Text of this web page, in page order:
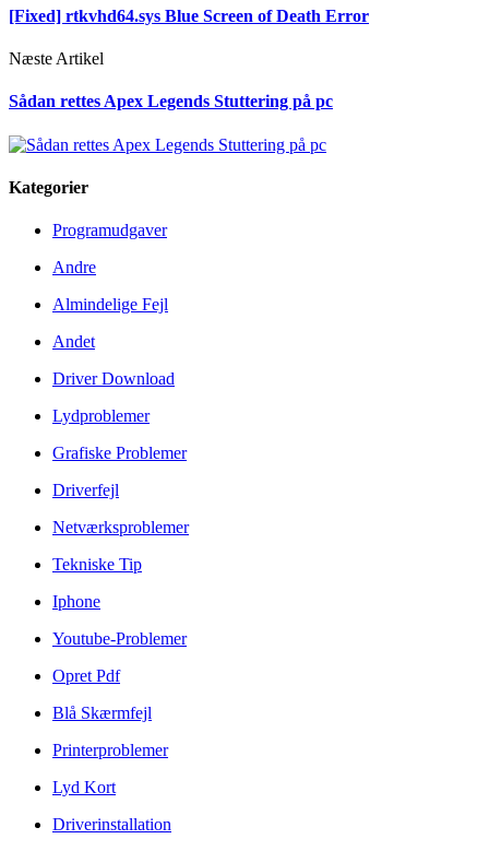
[Fixed] rtkvhd64.sys Blue Screen of Death Error
Næste Artikel
Sådan rettes Apex Legends Stuttering på pc
Kategorier
Programudgaver
Andre
Almindelige Fejl
Andet
Driver Download
Lydproblemer
Grafiske Problemer
Driverfejl
Netværksproblemer
Tekniske Tip
Iphone
Youtube-Problemer
Opret Pdf
Blå Skærmfejl
Printerproblemer
Lyd Kort
Driverinstallation